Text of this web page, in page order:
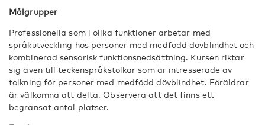
Målgrupper
Professionella som i olika funktioner arbetar med
språkutveckling hos personer med medfödd dövblindhet och
kombinerad sensorisk funktionsnedsättning. Kursen riktar
sig även till teckenspråkstolkar som är intresserade av
tolkning för personer med medfödd dövblindhet. Föräldrar
är välkomna att delta. Observera att det finns ett
begränsat antal platser.